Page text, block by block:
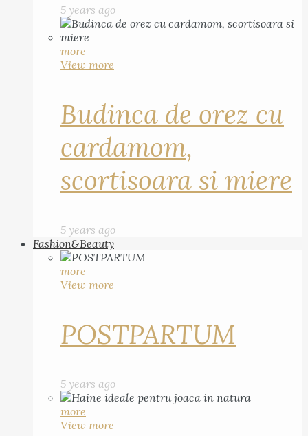
5 years ago
more
View more
Budinca de orez cu
cardamom,
scortisoara si miere
5 years ago
Fashion&Beauty
more
View more
POSTPARTUM
5 years ago
more
View more